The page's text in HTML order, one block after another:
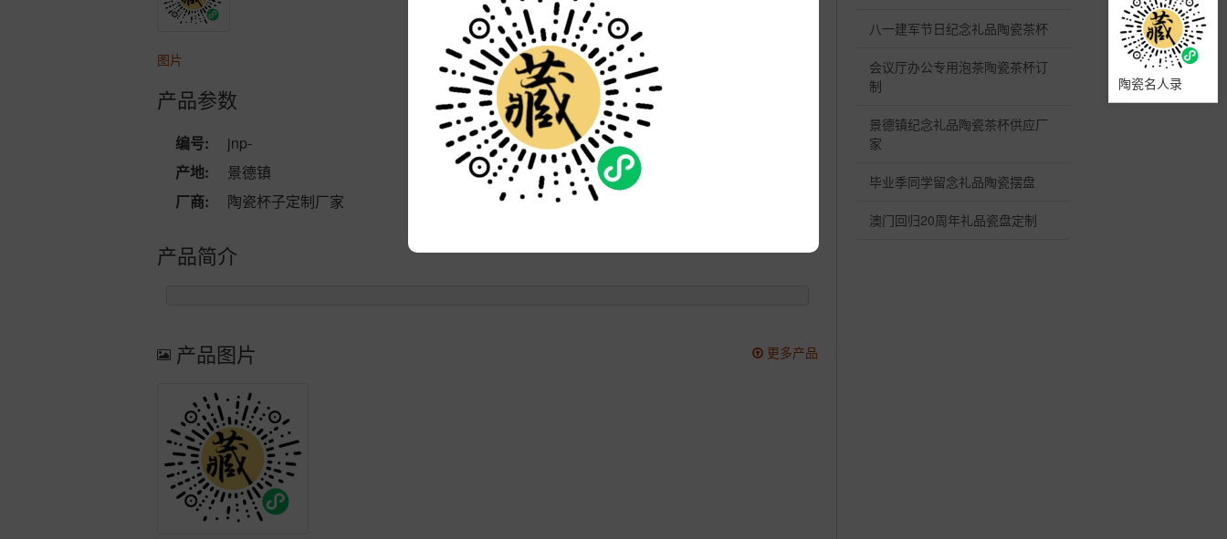
陶瓷名人录
图片
产品参数
编号: jnp-
品牌:
产地:
景德镇 次数:
3000
厂商:
陶瓷杯子定制厂家 更新: 2022-09-26 15:12:04
产品简介
更多产品
产品图片
八一建军节日纪念礼品陶瓷茶杯
会议厅办公专用泡茶陶瓷茶杯订
制
景德镇纪念礼品陶瓷茶杯供应厂
家
毕业季同学留念礼品陶瓷摆盘
澳门回归20周年礼品瓷盘定制